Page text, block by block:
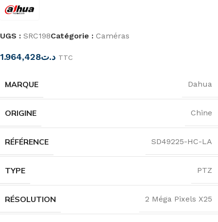
UGS : SRC198Catégorie : Caméras
د.ت1.964,428 TTC
MARQUE Dahua
ORIGINE Chine
RÉFÉRENCE SD49225-HC-LA
TYPE PTZ
RÉSOLUTION 2 Méga Pixels X25